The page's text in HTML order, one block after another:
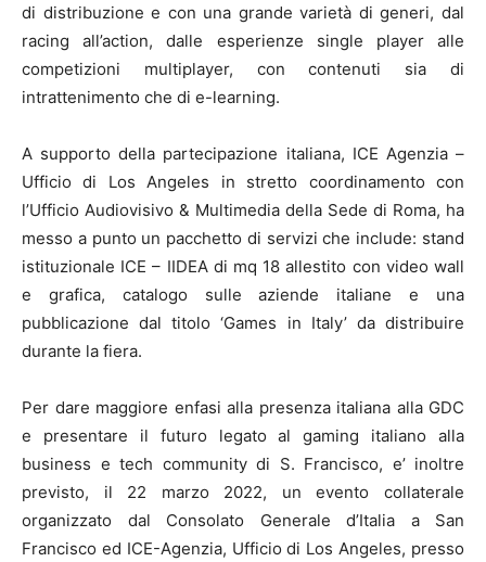
di distribuzione e con una grande varietà di generi, dal
racing all’action, dalle esperienze single player alle
competizioni multiplayer, con contenuti sia di
intrattenimento che di e-learning.
A supporto della partecipazione italiana, ICE Agenzia –
Ufficio di Los Angeles in stretto coordinamento con
l’Ufficio Audiovisivo & Multimedia della Sede di Roma, ha
messo a punto un pacchetto di servizi che include: stand
istituzionale ICE – IIDEA di mq 18 allestito con video wall
e grafica, catalogo sulle aziende italiane e una
pubblicazione dal titolo ‘Games in Italy’ da distribuire
durante la fiera.
Per dare maggiore enfasi alla presenza italiana alla GDC
e presentare il futuro legato al gaming italiano alla
business e tech community di S. Francisco, e’ inoltre
previsto, il 22 marzo 2022, un evento collaterale
organizzato dal Consolato Generale d’Italia a San
Francisco ed ICE-Agenzia, Ufficio di Los Angeles, presso